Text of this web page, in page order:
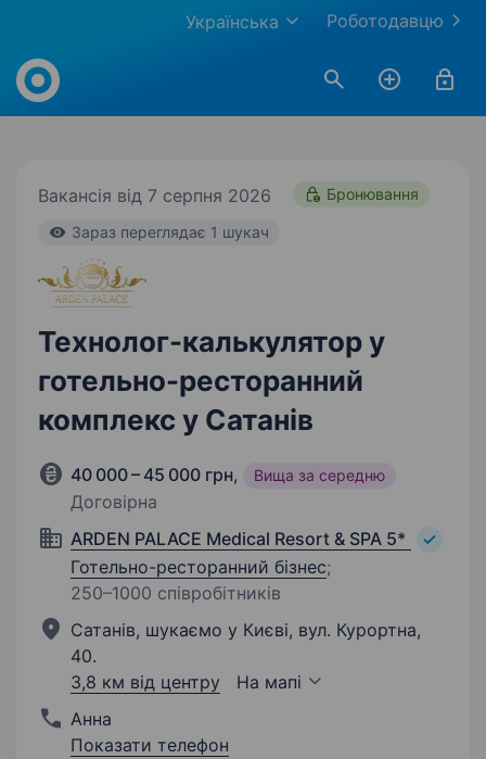
Роботодавцю
Українська
Work.ua
Вакансія від 7 серпня 2026 Бронювання
Зараз переглядає 1 шукач
Технолог-калькулятор у
готельно-ресторанний
комплекс у Сатанів
40 000 – 45 000 грн, Вища за середню
Договірна
ARDEN PALACE Medical Resort & SPA 5*
Готельно-ресторанний бізнес;
250–1000 співробітників
Сатанів, шукаємо у Києві, вул. Курортна,
40.
3,8 км від центру
На мапі
Анна
Показати телефон